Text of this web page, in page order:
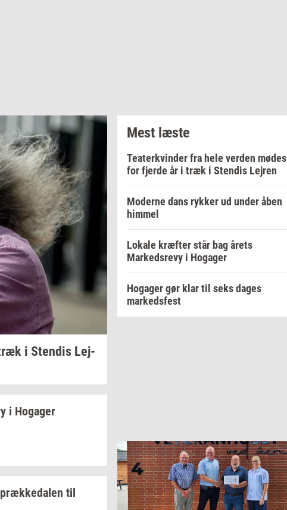
i Sten­dis Lej­
i Ho­ga­ger
til
Mest læste
Teaterkvinder fra hele verden mødes
for fjerde år i træk i Stendis Lejren
Moderne dans rykker ud under åben
himmel
Lokale kræfter står bag årets
Markedsrevy i Hogager
Hogager gør klar til seks dages
markedsfest